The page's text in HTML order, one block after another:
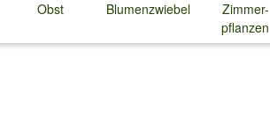
Obst
↓
Blumenzwiebeln
↓
Zimmer-
pflanzen
↓